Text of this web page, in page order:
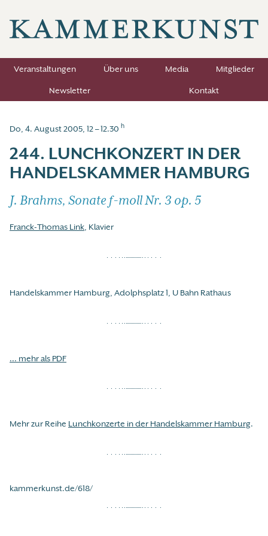
Veranstaltungen Über uns Media
Mitglieder
Newsletter
Kontakt
Do, 4. August 2005, 12 – 12.30 h
244. LUNCHKONZERT IN DER
HANDELSKAMMER HAMBURG
J. Brahms, Sonate f-moll Nr. 3 op. 5
Franck-Thomas Link, Klavier
Handelskammer Hamburg, Adolphsplatz 1, U Bahn Rathaus
... mehr als PDF
Mehr zur Reihe Lunchkonzerte in der Handelskammer Hamburg.
kammerkunst.de/618/